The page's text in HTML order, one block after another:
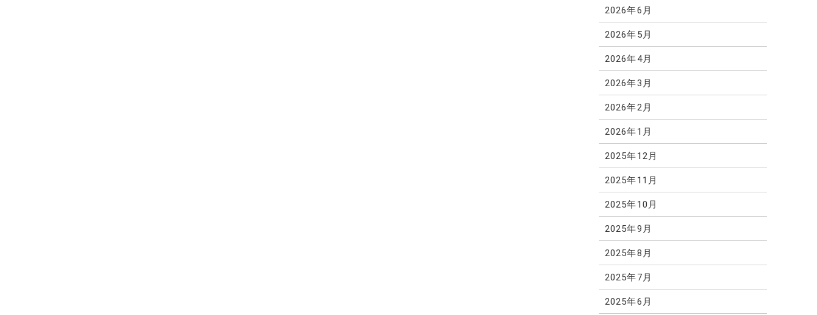
2026年6月
2026年5月
2026年4月
2026年3月
2026年2月
2026年1月
2025年12月
2025年11月
2025年10月
2025年9月
2025年8月
2025年7月
2025年6月